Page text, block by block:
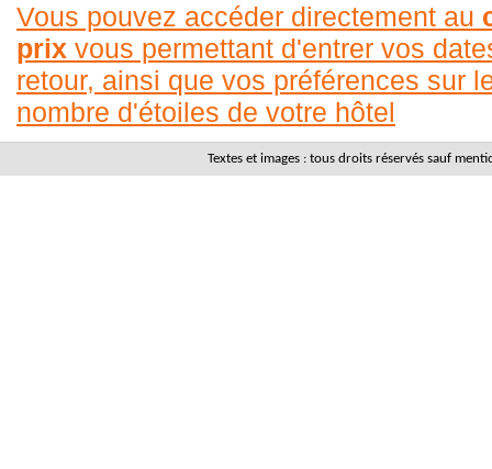
Vous pouvez accéder directement au
prix vous permettant d'entrer vos
retour, ainsi que vos préférences sur
nombre d'étoiles de votre hôtel
Textes et images : tous droits réservés sauf